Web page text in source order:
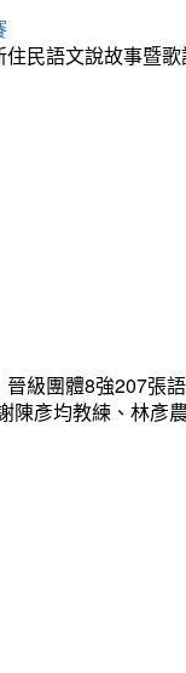
民語文說故事暨
級團體8強207張
彥均教練、林彥